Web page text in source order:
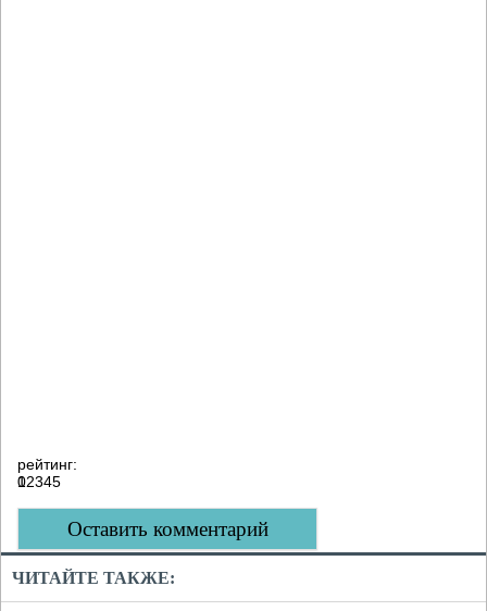
рейтинг:
0
12345
Оставить комментарий
ЧИТАЙТЕ ТАКЖЕ: